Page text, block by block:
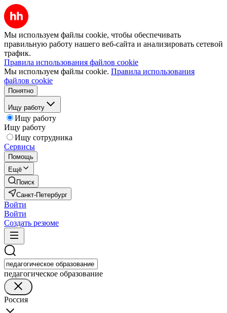
Мы используем файлы cookie, чтобы обеспечивать
правильную работу нашего веб-сайта и анализировать сетевой
трафик.
Правила использования файлов cookie
Мы используем файлы cookie. Правила использования
файлов cookie
Понятно
Ищу работу
Ищу работу
Ищу работу
Ищу сотрудника
Сервисы
Помощь
Ещё
Поиск
Санкт-Петербург
Войти
Войти
Создать резюме
педагогическое образование
Россия